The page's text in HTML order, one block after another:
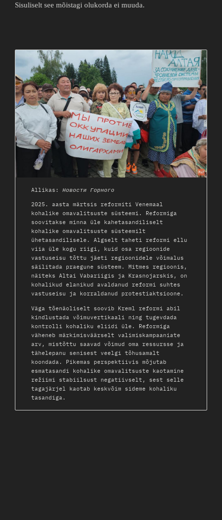
Sisuliselt see mõistagi olukorda ei muuda.
Allikas: Новости Горного
2025. aasta märtsis reformiti Venemaal
kohalike omavalitsuste süsteemi. Reformiga
soovitakse minna üle kahetasandiliselt
kohalike omavalitsuste süsteemilt
ühetasandilisele. Algselt taheti reformi ellu
viia üle kogu riigi, kuid osa regioonide
vastuseisu tõttu jäeti regioonidele võimalus
säilitada praegune süsteem. Mitmes regioonis,
näiteks Altai Vabariigis ja Krasnojarskis, on
kohalikud elanikud avaldanud reformi suhtes
vastuseisu ja korraldanud protestiaktsioone.
Väga tõenäoliselt soovib Kreml reformi abil
kindlustada võimuvertikaali ning tugevdada
kontrolli kohaliku eliidi üle. Reformiga
väheneb märkimisväärselt valimiskampaaniate
arv, mistõttu saavad võimud oma ressursse ja
tähelepanu senisest veelgi tõhusamalt
koondada. Pikemas perspektiivis mõjutab
esmatasandi kohalike omavalitsuste kaotamine
režiimi stabiilsust negatiivselt, sest selle
tagajärjel kaotab keskvõim sideme kohaliku
tasandiga.